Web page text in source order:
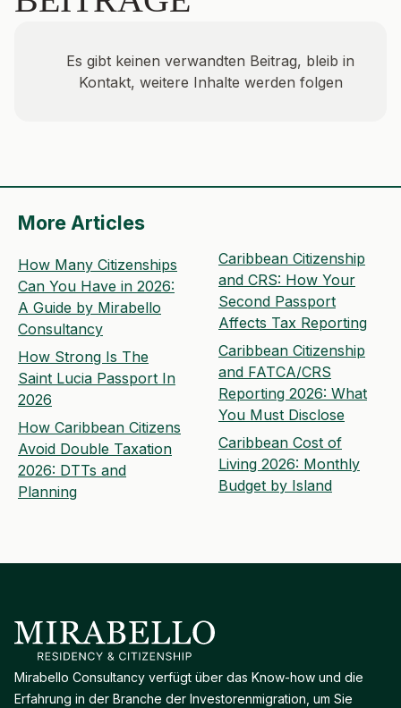
Es gibt keinen verwandten Beitrag, bleib in
Kontakt, weitere Inhalte werden folgen
More Articles
How Many Citizenships
Can You Have in 2026:
A Guide by Mirabello
Consultancy
How Strong Is The
Saint Lucia Passport In
2026
How Caribbean Citizens
Avoid Double Taxation
2026: DTTs and
Planning
Caribbean Citizenship
and CRS: How Your
Second Passport
Affects Tax Reporting
Caribbean Citizenship
and FATCA/CRS
Reporting 2026: What
You Must Disclose
Caribbean Cost of
Living 2026: Monthly
Budget by Island
Mirabello Consultancy verfügt über das Know-how und die
Erfahrung in der Branche der Investorenmigration, um Sie